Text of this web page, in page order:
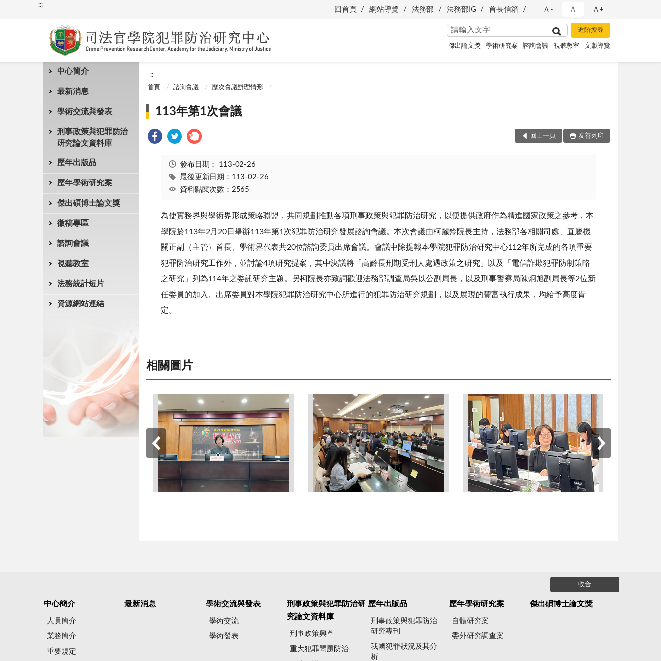
:::
回首頁 網站導覽 法務部 法務部IG 首長信箱 Ａ- Ａ Ａ+
傑出論文獎 學術研究案 諮詢會議 視聽教室 文獻導覽
中心簡介
最新消息
學術交流與發表
刑事政策與犯罪防治
研究論文資料庫
歷年出版品
歷年學術研究案
傑出碩博士論文獎
徵稿專區
諮詢會議
視聽教室
法務統計短片
資源網站連結
:::
首頁 諮詢會議 歷次會議辦理情形
113年第1次會議
回上一頁 友善列印
發布日期： 113-02-26
最後更新日期：113-02-26
資料點閱次數：2565
為使實務界與學術界形成策略聯盟，共同規劃推動各項刑事政策與犯罪防治研究，以便提供政府作為精進國家政策之參考，本
學院於113年2月 20日舉辦113年第1次犯罪防治研究發展諮詢會議。本次會議由柯麗鈴院長主持，法務部各相關司處、直屬機
關正副（主管）首長、學術界代表共20位諮詢委員出席會議。會議中除提報本學院犯罪防治研究中心112年所完成的各項重要
犯罪防治研究工作外，並討論4項研究提案，其中決議將「高齡長刑期受刑人處遇政策之研究」以及「電信詐欺犯罪防制策略
之研究」列為114年之委託研究主題。另柯院長亦致詞歡迎法務部調查局吳以公副局長，以及刑事警察局陳炯旭副局長等2位新
任委員的加入。出席委員對本學院犯罪防治研究中心所進行的犯罪防治研究規劃，以及展現的豐富執行成果，均給予高度肯
定。
相關圖片
收合
中心簡介
人員簡介
業務簡介
重要規定
最新消息 學術交流與發表
學術交流
學術發表
刑事政策與犯罪防治研
究論文資料庫
刑事政策興革
重大犯罪問題防治
歷年出版品
刑事政策與犯罪防治
研究專刊
我國犯罪狀況及其分
析
歷年學術研究案
自體研究案
委外研究調查案
傑出碩博士論文獎